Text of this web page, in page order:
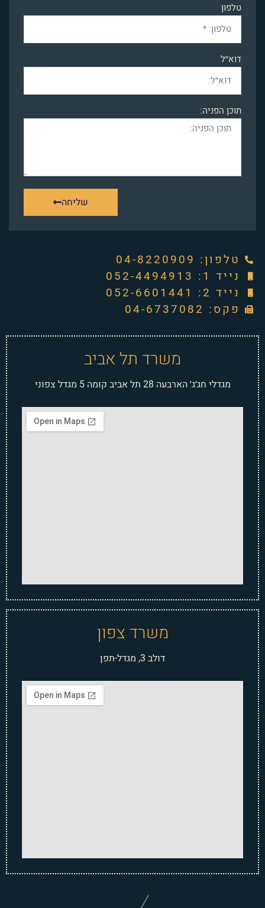
טלפון
דוא״ל
תוכן הפניה:
שליחה
טלפון: ‭04-8220909‬
נייד 1: 052-4494913
נייד 2: 052-6601441
פקס: 04-6737082
משרד תל אביב
מגדלי חג׳ג׳ הארבעה 28 תל אביב קומה 5 מגדל צפוני
משרד צפון
דולב 3, מגדל-תפן